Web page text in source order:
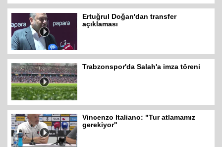
Ertuğrul Doğan'dan transfer
açıklaması
Trabzonspor'da Salah'a imza töreni
Vincenzo Italiano: "Tur atlamamız
gerekiyor"